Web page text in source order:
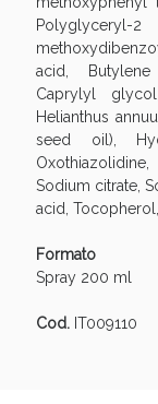
Polyglyceryl-2
acid,
Caprylyl
Helianthus
seed oil),
Sodium citrate,
acid,
Formato
Spray 200 ml
Cod.IT009110
Benessere